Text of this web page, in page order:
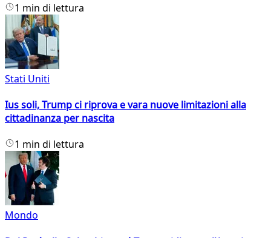
1 min di lettura
Stati Uniti
Ius soli, Trump ci riprova e vara nuove limitazioni alla
cittadinanza per nascita
1 min di lettura
Mondo